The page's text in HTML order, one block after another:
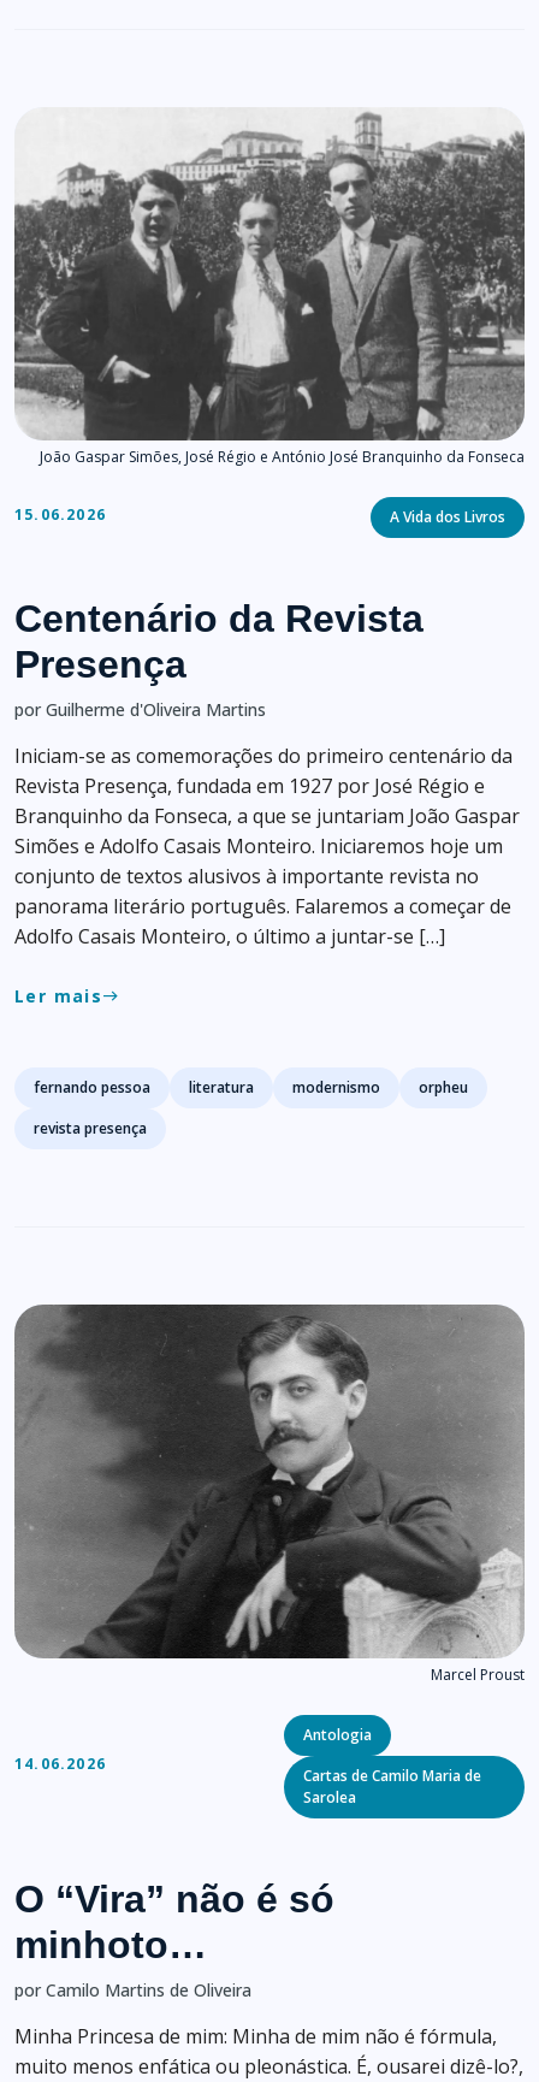
João Gaspar Simões, José Régio e António José Branquinho da Fonseca
15.06.2026 Categories
A Vida dos Livros
Centenário da Revista
Presença
por Guilherme d'Oliveira Martins
Iniciam-se as comemorações do primeiro centenário da
Revista Presença, fundada em 1927 por José Régio e
Branquinho da Fonseca, a que se juntariam João Gaspar
Simões e Adolfo Casais Monteiro. Iniciaremos hoje um
conjunto de textos alusivos à importante revista no
panorama literário português. Falaremos a começar de
Adolfo Casais Monteiro, o último a juntar-se […]
Ler maiseast
Tags
fernando pessoa literatura modernismo
orpheu
revista presença
Marcel Proust
14.06.2026
Categories
Antologia
Cartas de Camilo Maria de
Sarolea
O “Vira” não é só
minhoto…
por Camilo Martins de Oliveira
Minha Princesa de mim: Minha de mim não é fórmula,
muito menos enfática ou pleonástica. É, ousarei dizê-lo?,